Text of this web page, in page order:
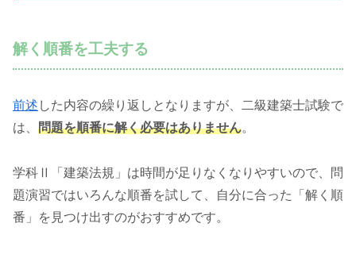
解く順番を工夫する
前述 した内容の繰り返しとなりますが、二級建築士試験で
は、 問題を順番に解く必要はありません。
学科Ⅱ「建築法規」は時間が足りなくなりやすいので、問
題演習ではいろんな順番を試して、自分に合った「解く順
番」を見つけ出すのがおすすめです。